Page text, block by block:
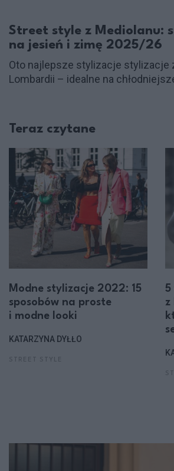
Street style z Mediolanu:
na jesień i zimę 2025/26
Oto najlepsze stylizacje stylizacje
Lombardii – idealne na
Teraz czytane
Modne stylizacje 2022: 15
sposobów na proste
i modne looki
KATARZYNA DYŁŁO
5
z